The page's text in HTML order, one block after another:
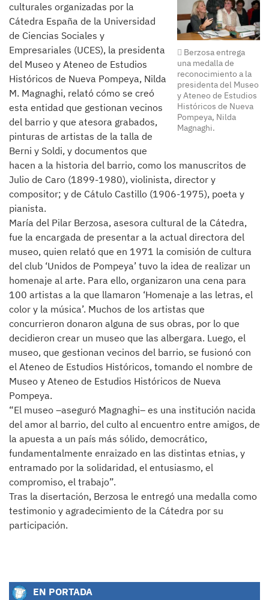
Berzosa entrega
una medalla de
reconocimiento a la
presidenta del Museo
y Ateneo de Estudios
Históricos de Nueva
Pompeya, Nilda
Magnaghi.
culturales organizadas por la
Cátedra España de la Universidad
de Ciencias Sociales y
Empresariales (UCES), la presidenta
del Museo y Ateneo de Estudios
Históricos de Nueva Pompeya, Nilda
M. Magnaghi, relató cómo se creó
esta entidad que gestionan vecinos
del barrio y que atesora grabados,
pinturas de artistas de la talla de
Berni y Soldi, y documentos que
hacen a la historia del barrio, como los manuscritos de
Julio de Caro (1899-1980), violinista, director y
compositor; y de Cátulo Castillo (1906-1975), poeta y
pianista.
María del Pilar Berzosa, asesora cultural de la Cátedra,
fue la encargada de presentar a la actual directora del
museo, quien relató que en 1971 la comisión de cultura
del club ‘Unidos de Pompeya’ tuvo la idea de realizar un
homenaje al arte. Para ello, organizaron una cena para
100 artistas a la que llamaron ‘Homenaje a las letras, el
color y la música’. Muchos de los artistas que
concurrieron donaron alguna de sus obras, por lo que
decidieron crear un museo que las albergara. Luego, el
museo, que gestionan vecinos del barrio, se fusionó con
el Ateneo de Estudios Históricos, tomando el nombre de
Museo y Ateneo de Estudios Históricos de Nueva
Pompeya.
“El museo –aseguró Magnaghi– es una institución nacida
del amor al barrio, del culto al encuentro entre amigos, de
la apuesta a un país más sólido, democrático,
fundamentalmente enraizado en las distintas etnias, y
entramado por la solidaridad, el entusiasmo, el
compromiso, el trabajo”.
Tras la disertación, Berzosa le entregó una medalla como
testimonio y agradecimiento de la Cátedra por su
participación.
EN PORTADA